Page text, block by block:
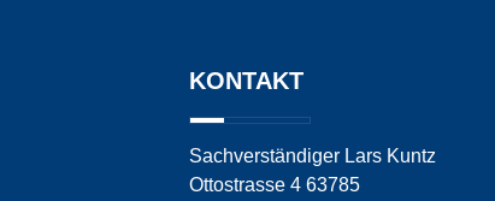
KONTAKT
Sachverständiger Lars Kuntz
Ottostrasse 4 63785